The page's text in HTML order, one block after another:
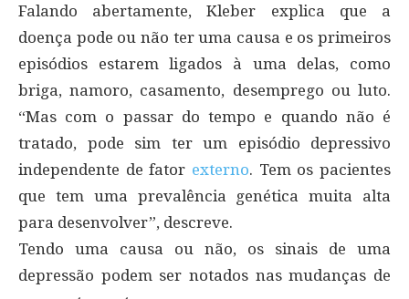
Falando abertamente, Kleber explica que a
doença pode ou não ter uma causa e os primeiros
episódios estarem ligados à uma delas, como
briga, namoro, casamento, desemprego ou luto.
“Mas com o passar do tempo e quando não é
tratado, pode sim ter um episódio depressivo
independente de fator externo. Tem os pacientes
que tem uma prevalência genética muita alta
para desenvolver”, descreve.
Tendo uma causa ou não, os sinais de uma
depressão podem ser notados nas mudanças de